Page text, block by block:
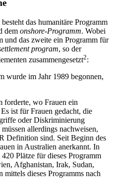
das humanitäre Programm
dem onshore-Programm. Wobei
und das zweite ein Programm für
program, so der
zusammengesetzt2:
wurde im Jahr 1989 begonnen,
forderte, wo Frauen ein
ist für Frauen gedacht, die
oder Diskriminierung
allerdings nachweisen,
Definition sind. Seit Beginn des
in Australien anerkannt. In
420 Plätze für dieses Programm
Afghanistan, Irak, Sudan,
dieses Programms nach